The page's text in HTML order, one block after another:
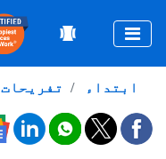
تفریحات ابتداء